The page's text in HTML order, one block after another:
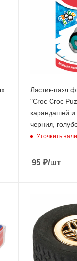
Ластик-пазл
"Croc Croc
карандашей и
чернил,
Уточнить
95₽/шт